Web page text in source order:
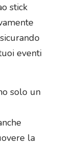
stick
eventi
solo un
la